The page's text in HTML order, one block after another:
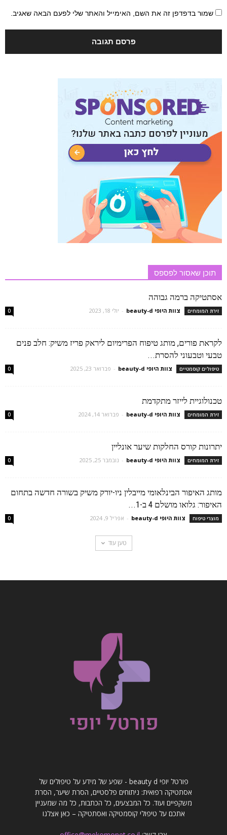
שמור בדפדפן זה את השם, האימייל והאתר שלי לפעם הבאה שאגיב.
תוכן שאסור לפספס
אסתטיקה ברמה גבוהה
זירת המומחים צוות היופי beauty-d - יולי 18, 2023 0
לקראת פורים, מותג טיפוח הפרימיום ליראק פריז משיק: חלב פנים
טבעי וטבעוני להסרת...
טיפולים קוסמטיים צוות היופי beauty-d - פברואר 23, 2025 0
טכנולוגיית לייזר מתקדמת
זירת המומחים צוות היופי beauty-d - פברואר 14, 2024 0
יתרונות קורס החלקות שיער אונליין
זירת המומחים צוות היופי beauty-d - נובמבר 25, 2025 0
מותג האיפור הבינלאומי מייבלין ניו-יורק משיק בשורה חדשה בתחום
האיפור: גלואו מושלם 4 ב-1...
מוצרי טיפוח צוות היופי beauty-d - אפריל 9, 2024 0
טען עוד
פורטל יופי beauty d - שפע של מידע על טיפולים של
אסתטיקה רפואית: ניתוחים פלסטיים, הסרת שיער, הסרת
משקפיים ועוד. כל המבצעים, כל הכתבות, כל מה שמעניין
אתכם על טיפולי קוסמטיקה ואסתטיקה – כאן אצלנו